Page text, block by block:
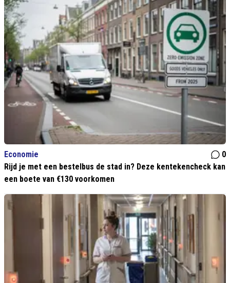
Economie
0
Rijd je met een bestelbus de stad in? Deze kentekencheck kan
een boete van €130 voorkomen